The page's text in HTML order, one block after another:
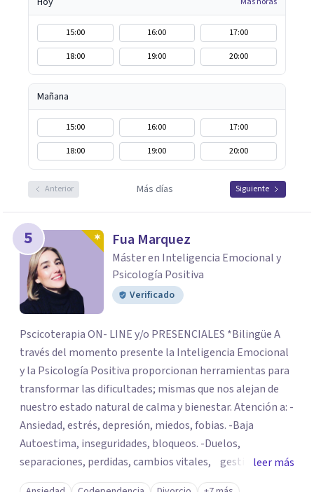
15:00 16:00
17:00
18:00
19:00 20:00
Mañana
15:00 16:00
17:00
18:00
19:00 20:00
Anterior Más días Siguiente
5 Fua Marquez
Máster en Inteligencia Emocional y
Psicología Positiva
Verificado
Pscicoterapia ON- LINE y/o PRESENCIALES *Bilingüe A
través del momento presente la Inteligencia Emocional
y la Psicología Positiva proporcionan herramientas para
transformar las dificultades; mismas que nos alejan de
nuestro estado natural de calma y bienestar. Atención a: -
Ansiedad, estrés, depresión, miedos, fobias. -Baja
Autoestima, inseguridades, bloqueos. -Duelos,
separaciones, perdidas, cambios vitales, gestión de
emociones, tristeza, ira, soledad. Si deseas resolver una
leer más